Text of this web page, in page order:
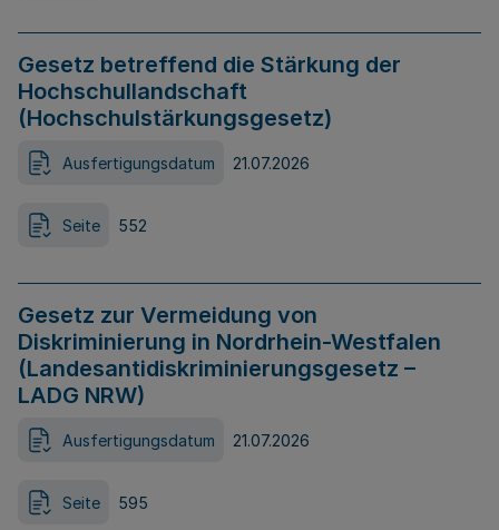
Gesetz betreffend die Stärkung der
Hochschullandschaft
(Hochschulstärkungsgesetz)
Ausfertigungsdatum 21.07.2026
Seite 552
Gesetz zur Vermeidung von
Diskriminierung in Nordrhein-Westfalen
(Landesantidiskriminierungsgesetz –
LADG NRW)
Ausfertigungsdatum 21.07.2026
Seite 595